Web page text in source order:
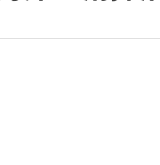
きます）
いウィンドウを開きます）
よくあるご質問・お問い